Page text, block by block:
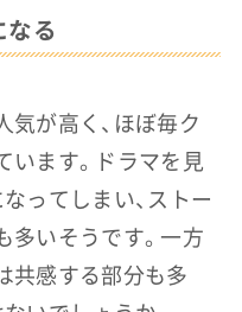
なる
気が高く、ほぼ毎ク
います。ドラマを見
ってしまい、ストー
多いそうです。一方
共感する部分も多